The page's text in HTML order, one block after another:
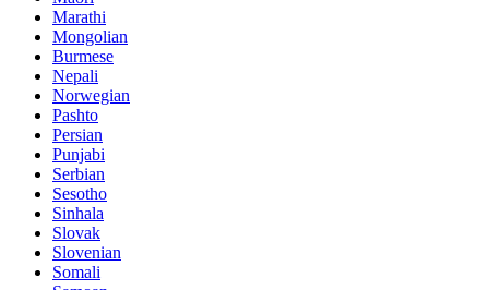
Marathi
Mongolian
Burmese
Nepali
Norwegian
Pashto
Persian
Punjabi
Serbian
Sesotho
Sinhala
Slovak
Slovenian
Somali